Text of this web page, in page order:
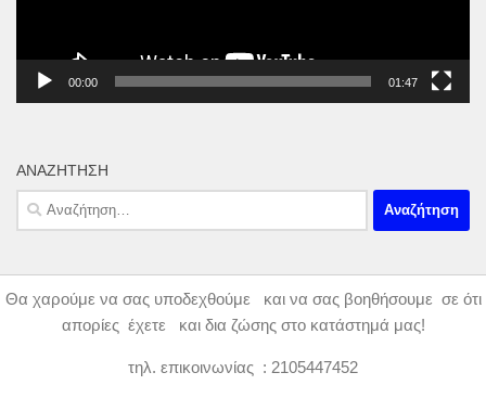
00:00 01:47
ΑΝΑΖΉΤΗΣΗ
Αναζήτηση
για:
Θα χαρούμε να σας υποδεχθούμε και να σας βοηθήσουμε σε ότι
απορίες έχετε και δια ζώσης στο κατάστημά μας!
τηλ. επικοινωνίας : 2105447452